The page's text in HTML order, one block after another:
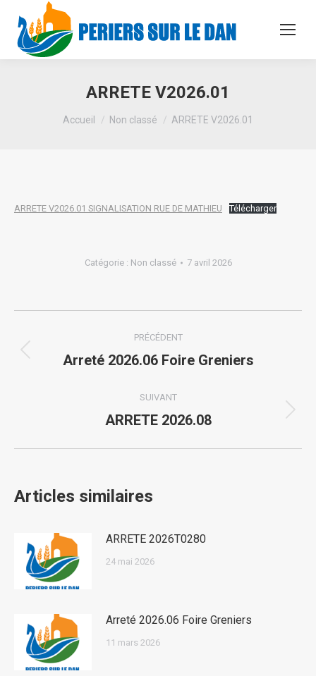
ARRETE V2026.01
Vous êtes ici :
Accueil Non classé ARRETE V2026.01
ARRETE V2026.01 SIGNALISATION RUE DE MATHIEU Télécharger
Catégorie : Non classé 7 avril 2026
article
PRÉCÉDENT
Article
:
Arreté 2026.06 Foire Greniers
SUIVANT
Article
ARRETE 2026.08
Articles similaires
ARRETE 2026T0280
24 mai 2026
Arreté 2026.06 Foire Greniers
11 mars 2026